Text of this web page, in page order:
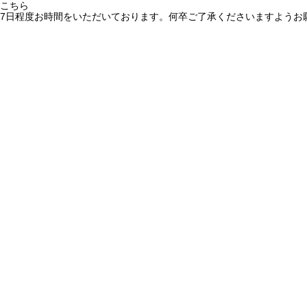
ちら
程度お時間をいただいております。何卒ご了承くださいますようお